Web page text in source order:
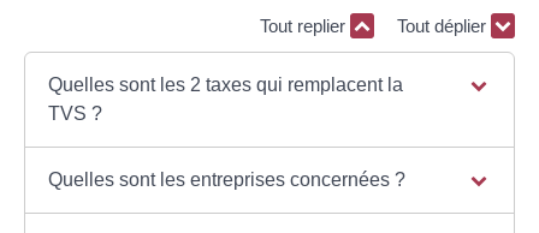
Tout replier Tout déplier
Quelles sont les 2 taxes qui remplacent la
TVS ?
Quelles sont les entreprises concernées ?